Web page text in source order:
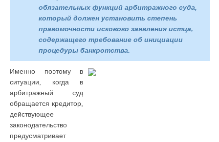
обязательных функций арбитражного суда,
который должен установить степень
правомочности искового заявления истца,
содержащего требование об инициации
процедуры банкротства.
Именно поэтому в
ситуации, когда в
арбитражный суд
обращается кредитор,
действующее
законодательство
предусматривает